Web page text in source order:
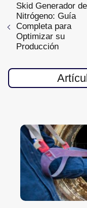
Skid Generador de
Nitrógeno: Guía
Completa para
Optimizar su
Producción